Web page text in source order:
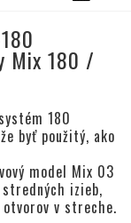
Mix 180 /
180
byť použitý, ako
model Mix 03
izieb,
v streche.